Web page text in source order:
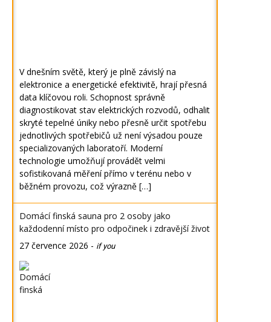
V dnešním světě, který je plně závislý na
elektronice a energetické efektivitě, hrají přesná
data klíčovou roli. Schopnost správně
diagnostikovat stav elektrických rozvodů, odhalit
skryté tepelné úniky nebo přesně určit spotřebu
jednotlivých spotřebičů už není výsadou pouze
specializovaných laboratoří. Moderní
technologie umožňují provádět velmi
sofistikovaná měření přímo v terénu nebo v
běžném provozu, což výrazně […]
Domácí finská sauna pro 2 osoby jako
každodenní místo pro odpočinek i zdravější život
27 července 2026 - if you